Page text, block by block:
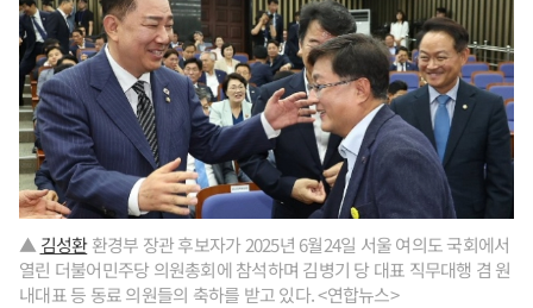
▲ 김성환환경부 장관 후보자가 2025년 6월24일 서울 여의도 국회에서
열린 더불어민주당 의원총회에 참석하며 김병기 당 대표 직무대행 겸 원
내대표 등 동료 의원들의 축하를 받고 있다. <연합뉴스>